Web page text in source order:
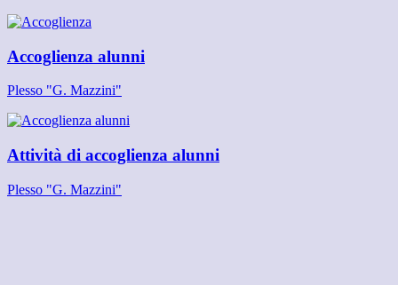
Accoglienza alunni
Plesso "G. Mazzini"
Attività di accoglienza alunni
Plesso "G. Mazzini"